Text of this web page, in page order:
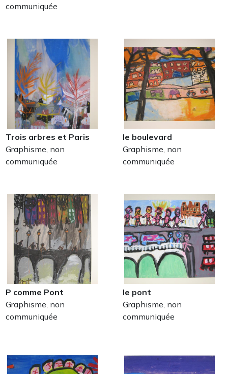
communiquée
Trois arbres et Paris
Graphisme, non
communiquée
le boulevard
Graphisme, non
communiquée
P comme Pont
Graphisme, non
communiquée
le pont
Graphisme, non
communiquée